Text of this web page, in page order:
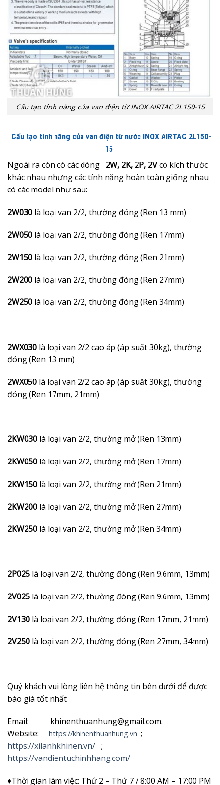
Cấu tạo tính năng của van điện từ INOX AIRTAC 2L150-15
Cấu tạo tính năng của van điện từ nước INOX AIRTAC 2L150-
15
Ngoài ra còn có các dòng 2W, 2K, 2P, 2Vcó kích thước
khác nhau nhưng các tính năng hoàn toàn giống nhau
có các model như sau:
2W030 là loại van 2/2, thường đóng (Ren 13 mm)
2W050 là loại van 2/2, thường đóng (Ren 17mm)
2W150 là loại van 2/2, thường đóng (Ren 21mm)
2W200 là loại van 2/2, thường đóng (Ren 27mm)
2W250 là loại van 2/2, thường đóng (Ren 34mm)
2WX030 là loại van 2/2 cao áp (áp suất 30kg), thường
đóng (Ren 13 mm)
2WX050 là loại van 2/2 cao áp (áp suất 30kg), thường
đóng (Ren 17mm, 21mm)
2KW030 là loại van 2/2, thường mở (Ren 13mm)
2KW050 là loại van 2/2, thường mở (Ren 17mm)
2KW150 là loại van 2/2, thường mở (Ren 21mm)
2KW200 là loại van 2/2, thường mở (Ren 27mm)
2KW250 là loại van 2/2, thường mở (Ren 34mm)
2P025 là loại van 2/2, thường đóng (Ren 9.6mm, 13mm)
2V025 là loại van 2/2, thường đóng (Ren 9.6mm, 13mm)
2V130 là loại van 2/2, thường đóng (Ren 17mm, 21mm)
2V250 là loại van 2/2, thường đóng (Ren 27mm, 34mm)
Quý khách vui lòng liên hệ thông tin bên dưới để được
báo giá tốt nhất
Email: khinenthuanhung@gmail.com.
Website: https://khinenthuanhung.vn ;
https://xilanhkhinen.vn/ ;
https://vandientuchinhhang.com/
♦Thời gian làm việc: Thứ 2 – Thứ 7 / 8:00 AM – 17:00 PM